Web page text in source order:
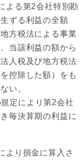
よる第2会社特別勘
ずる利益の全額
方税法による事業
当該利益の額から
人税及び地方税法
控除した額）をも
い。
定により第2会社
毎決算期の利益に
より損金に算入さ